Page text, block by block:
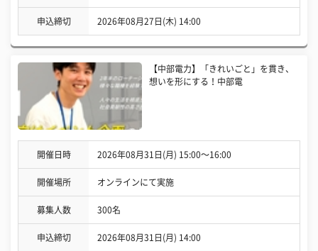
申込締切 2026年08月27日(木) 14:00
【中部電力】「きれいごと」を貫き、
想いを形にする！中部電
開催日時 2026年08月31日(月) 15:00〜16:00
開催場所 オンラインにて実施
募集人数 300名
申込締切 2026年08月31日(月) 14:00